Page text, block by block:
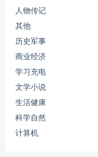
人物传记
其他
历史军事
商业经济
学习充电
文学小说
生活健康
科学自然
计算机